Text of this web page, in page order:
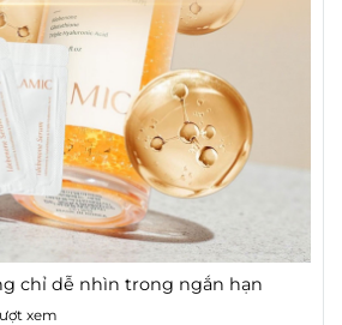
chỉ dễ nhìn trong ngắn hạn
xem